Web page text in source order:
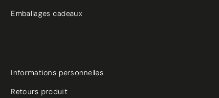
Emballages cadeaux
Informations personnelles
Retours produit